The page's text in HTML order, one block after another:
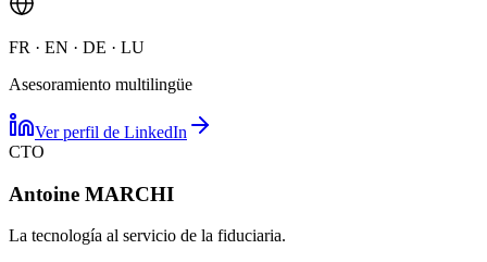
FR · EN · DE · LU
Asesoramiento multilingüe
Ver perfil de LinkedIn
CTO
Antoine MARCHI
La tecnología al servicio de la fiduciaria.